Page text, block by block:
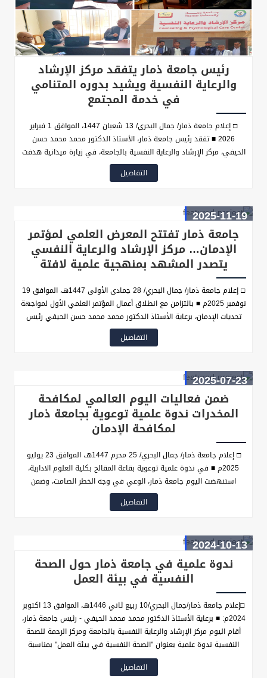
رئيس جامعة ذمار يتفقد مركز الإرشاد
والرعاية النفسية ويشيد بدوره المتنامي
في خدمة المجتمع
□ إعلام جامعة ذمار/ جمال البحري/ 13 شعبان 1447، الموافق 1 فبراير
2026 ■ تفقد رئيس جامعة ذمار، الأستاذ الدكتور محمد محمد حسن
الحيفي، مركز الإرشاد والرعاية النفسية بالجامعة، في زيارة ميدانية هدفت
إلى الاطلاع على سير العمل والبرامج التنفيذية المدرجة ضمن أنشطة
المركز، ومراجعة التقرير السنوي لأعماله للعام 2025.
التفاصيل
2025-11-19
جامعة ذمار تفتتح المعرض العلمي لمؤتمر
الإدمان… مركز الإرشاد والرعاية النفسي
يتصدر المشهد بمنهجية علمية لافتة
□ إعلام جامعة ذمار/ جمال البحري/ 28 جمادى الأولى 1447هـ، الموافق 19
نوفمبر 2025م ■ بالتزامن مع انطلاق أعمال المؤتمر العلمي الأول لمواجهة
تحديات الإدمان، برعاية الأستاذ الدكتور محمد محمد حسن الحيفي رئيس
جامعة ذمار شهدت جامعة ذمار افتتاح المعرض العلمي المصاحب الذي
جمع تحت سقفه الشركات الداعمة والمؤسسات الطبية والتعليمية، فضلاً
الصحية والاجتماعية. وقد بدا المعرض منذ اللحظات الأولى جزءًا أصيلًا من
مكوّنات المؤتمر، لا يقل أثرًا عن الجلسات العلمية، لما قدّمه من محتوى
تطبيقي وعملي لامس المجتمع واحتياجاته.
التفاصيل
2025-07-23
ضمن فعاليات اليوم العالمي لمكافحة
المخدرات ندوة علمية توعوية بجامعة ذمار
لمكافحة الإدمان
□ إعلام جامعة ذمار/ جمال البحري/ 25 محرم 1447هـ، الموافق 23 يوليو
2025م ■ في ندوة علمية توعوية بقاعة المقالح بكلية العلوم الادارية،
استنهضت اليوم جامعة ذمار، الوعي في وجه الخطر الصامت، وضمن
معركة المصير، وضمن فعاليات اليوم العالمي لمكافحة المخدرات، وتحت
عنوان: "بالتوعية نحصّن الأجيال ونبني وطناً خالياً من الإدمان"، برعاية من
والرعايةالنفسية وبحضور رسمي وأكاديمي واسع، جمع بين قيادات الجامعة
وعدد من مسؤولي المكاتب التنفيذية، ونخبة من أعضاء هيئة التدريس،
والأطباء وقيادات من المحافظة وشرطة مكافحة المخدرات بالمحافظة
وطلبة الجامعة.
التفاصيل
2024-10-13
ندوة علمية في جامعة ذمار حول الصحة
النفسية في بيئة العمل
□إعلام جامعة ذمار/جمال البحري/10 ربيع ثاني 1446هـ، الموافق 13 اكتوبر
2024م: ■ برعاية الأستاذ الدكتور محمد محمد الحيفي - رئيس جامعة ذمار،
أقام اليوم مركز الإرشاد والرعاية النفسية بالجامعة ومركز الرحمة للصحة
النفسية ندوة علمية بعنوان "الصحة النفسية في بيئة العمل" بمناسبة
الذكرى السنوية الأولى لطوفان الأقصى، وتزامنًا مع اليوم العالمي للصحة
النفسية الذي يوافق 10 أكتوبر من كل عام.التفاصيل